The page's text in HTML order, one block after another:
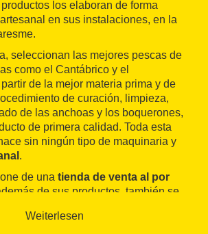
los elaboran de forma
en sus instalaciones, en la
seleccionan las mejores pescas de
como el Cantábrico y el
de la mejor materia prima y de
de curación, limpieza,
de las anchoas y los boquerones,
de primera calidad. Toda esta
sin ningún tipo de maquinaria y
.
de una tienda de venta al por
de sus productos, también se
que obtienen de proveedores
Weiterlesen